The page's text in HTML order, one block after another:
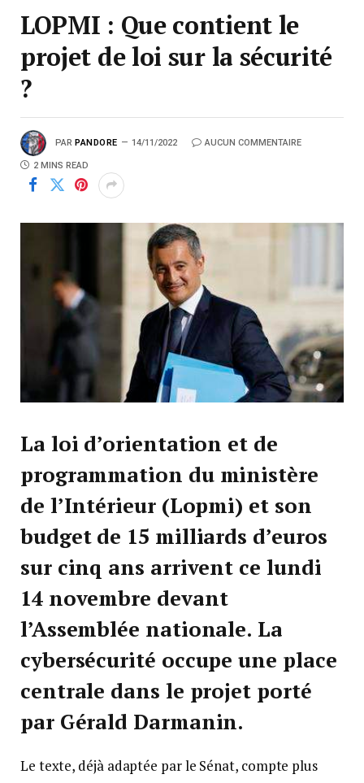
LOPMI : Que contient le
projet de loi sur la sécurité
?
PAR PANDORE 14/11/2022 AUCUN COMMENTAIRE
2 MINS READ
La loi d’orientation et de
programmation du ministère
de l’Intérieur (Lopmi) et son
budget de 15 milliards d’euros
sur cinq ans arrivent ce lundi
14 novembre devant
l’Assemblée nationale. La
cybersécurité occupe une place
centrale dans le projet porté
par Gérald Darmanin.
Le texte, déjà adaptée par le Sénat, compte plus